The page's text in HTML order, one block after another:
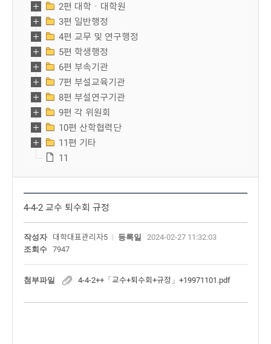
2편 대학ㆍ대학원
3편 일반행정
4편 교무 및 연구행정
5편 학생행정
6편 부속기관
7편 부설교육기관
8편 부설연구기관
9편 각 위원회
10편 산학협력단
11편 기타
11
4-4-2 교수 퇴수회 규정
작성자 대학대표관리자5 등록일
2024-02-27 11:32:03
조회수
7947
첨부파일 4-4-2++「교수+퇴수회+규정」+19971101.pdf